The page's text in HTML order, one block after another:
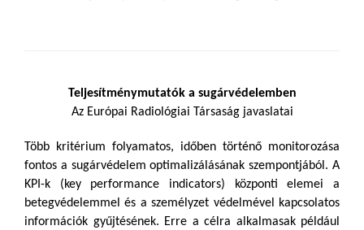
Teljesítménymutatók a sugárvédelemben
Az Európai Radiológiai Társaság javaslatai
Több kritérium folyamatos, időben történő monitorozása
fontos a sugárvédelem optimalizálásának szempontjából. A
KPI-k (key performance indicators) központi elemei a
betegvédelemmel és a személyzet védelmével kapcsolatos
információk gyűjtésének. Erre a célra alkalmasak például